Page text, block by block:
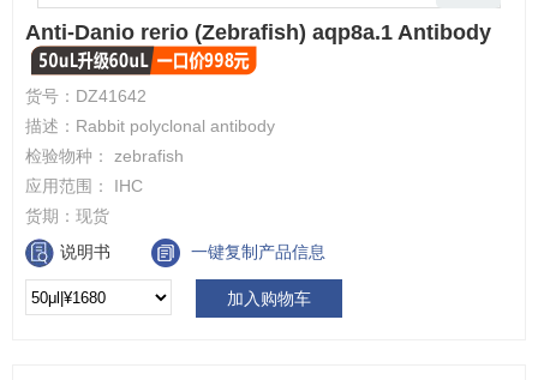
Anti-Danio rerio (Zebrafish) aqp8a.1 Antibody
货号： DZ41642
描述： Rabbit polyclonal antibody
检验物种： zebrafish
应用范围： IHC
货期： 现货
说明书
一键复制产品信息
加入购物车